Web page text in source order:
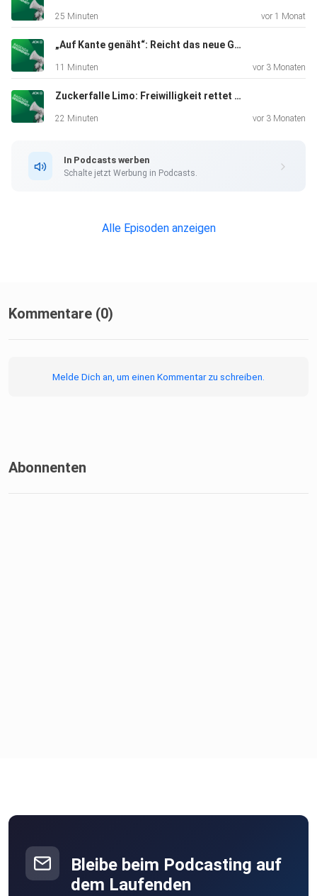
Berufsgruppen gibt. Dr. Manuela Bombana
Heidelberg und AOK Baden-Württemberg) berichtet vom
Projekt
durch
alltagsnahe Beratung unterstützt und
erreichen. Die Folge macht deutlich: Eine gesunde
flächendeckende, niedrigschwellige und einheitliche
25 Minuten vor 1 Monat
„Auf Kante genäht“: Reicht das neue Gesetz für stabile Kassenbeiträge?
11 Minuten vor 3 Monaten
Zuckerfalle Limo: Freiwilligkeit rettet uns nicht
22 Minuten vor 3 Monaten
In Podcasts werben
Schalte jetzt Werbung in Podcasts.
Alle Episoden anzeigen
Kommentare (0)
Melde Dich an, um einen Kommentar zu schreiben.
Abonnenten
Bleibe beim Podcasting auf
dem Laufenden